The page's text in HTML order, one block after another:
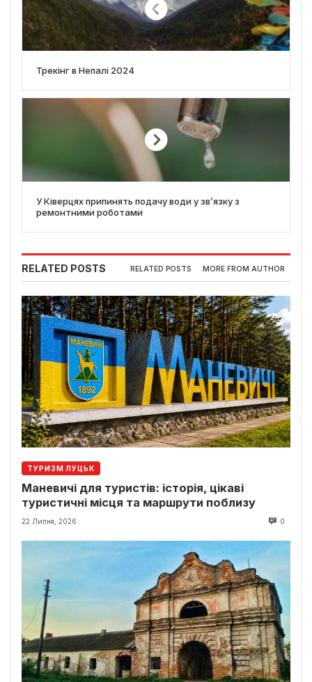
Трекінг в Непалі 2024
У Ківерцях припинять подачу води у зв’язку з
ремонтними роботами
RELATED POSTS RELATED POSTS MORE FROM AUTHOR
ТУРИЗМ ЛУЦЬК
Маневичі для туристів: історія, цікаві
туристичні місця та маршрути поблизу
22 Липня, 2026 0